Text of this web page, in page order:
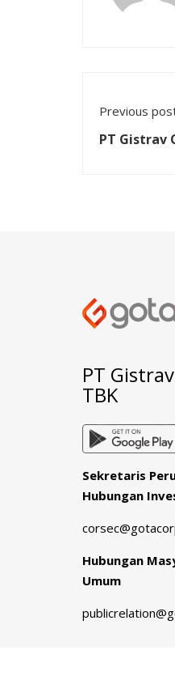
Previous
PT Gistrav
PT
TBK
Sekretaris
Hubungan
Hubungan
Umum